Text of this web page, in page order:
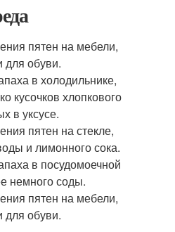
пятен на мебели,
для обуви.
в холодильнике,
кусочков хлопкового
в уксусе.
пятен на стекле,
и лимонного сока.
в посудомоечной
немного соды.
пятен на мебели,
для обуви.